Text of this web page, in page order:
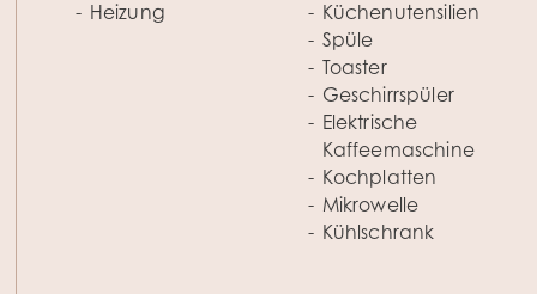
Heizung
Küchenutensilien
Spüle
Toaster
Geschirrspüler
Elektrische
Kaffeemaschine
Kochplatten
Mikrowelle
Kühlschrank